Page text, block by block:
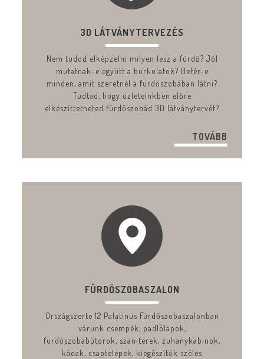
3D LÁTVÁNYTERVEZÉS
Nem tudod elképzelni milyen lesz a fürdő? Jól
mutatnak-e együtt a burkolatok? Befér-e
minden, amit szeretnél a fürdőszobában látni?
Tudtad, hogy üzleteinkben előre
elkészíttetheted fürdőszobád 3D látványtervét?
TOVÁBB
FÜRDŐSZOBASZALON
Országszerte 12 Palatinus Fürdőszobaszalonban
várunk csempék, padlólapok,
fürdőszobabútorok, szaniterek, zuhanykabinok,
kádak, csaptelepek, kiegészítők széles